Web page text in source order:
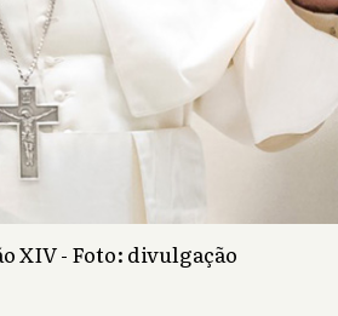
XIV - Foto: divulgação